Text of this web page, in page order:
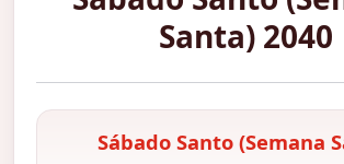
Santa) 2040
Sábado Santo (Semana